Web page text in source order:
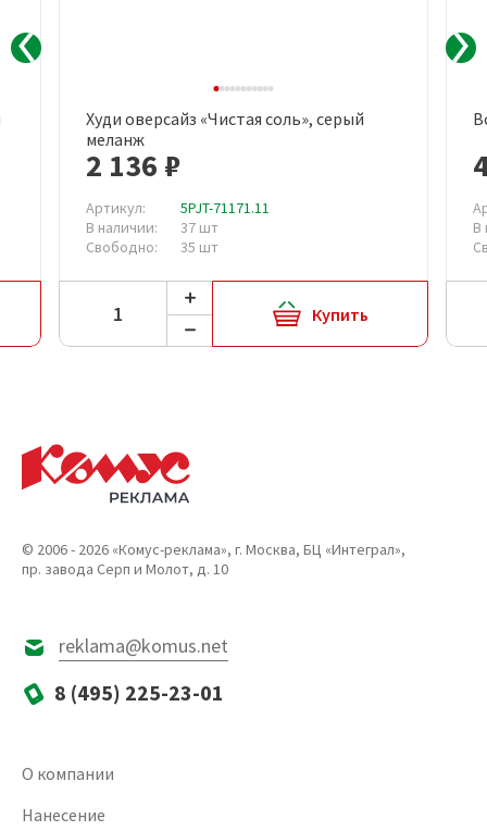
Худи оверсайз «Чистая соль», серый
меланж
2 136 ₽
Артикул:
5PJT-71171.11
В наличии:
37 шт
Свободно:
35 шт
Купить
В
© 2006 - 2026 «Комус-реклама», г. Москва, БЦ «Интеграл»,
пр. завода Серп и Молот, д. 10
reklama@komus.net
8 (495) 225-23-01
О компании
Нанесение